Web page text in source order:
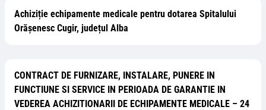
Achiziție echipamente medicale pentru dotarea Spitalului
Orășenesc Cugir, județul Alba
CONTRACT DE FURNIZARE, INSTALARE, PUNERE IN
FUNCTIUNE SI SERVICE IN PERIOADA DE GARANTIE IN
VEDEREA ACHIZITIONARII DE ECHIPAMENTE MEDICALE – 24